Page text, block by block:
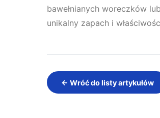
bawełnianych woreczków
unikalny zapach i
← Wróć do listy artykułów